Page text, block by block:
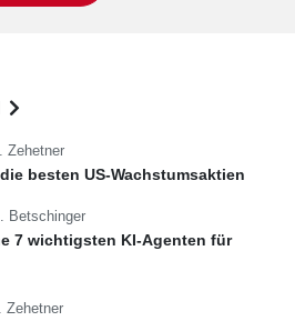
Zehetner
besten US-Wachstumsaktien
Betschinger
7 wichtigsten KI-Agenten für
Zehetner